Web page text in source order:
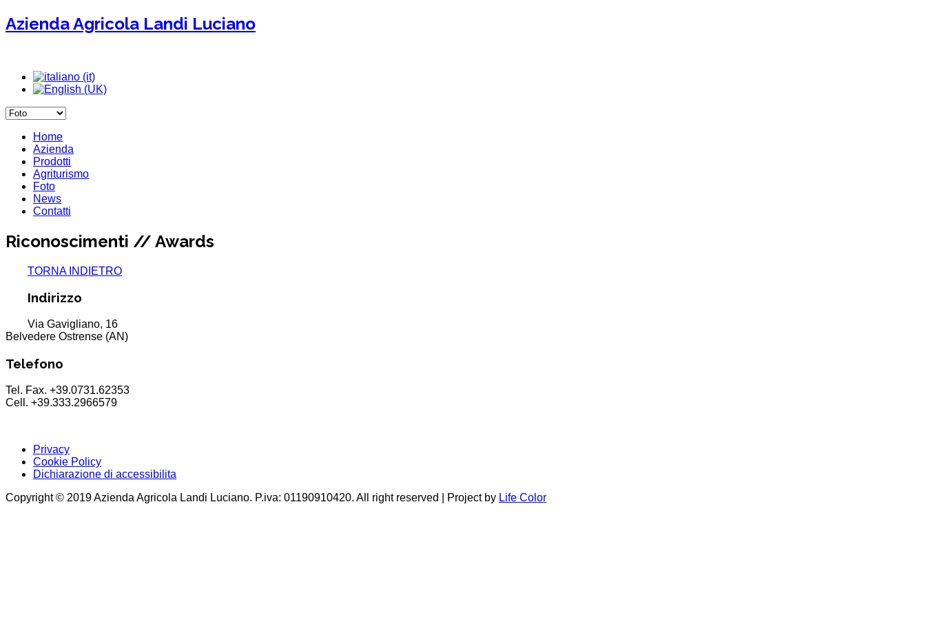
Azienda Agricola Landi Luciano
Home
Azienda
Prodotti
Agriturismo
Foto
News
Contatti
Riconoscimenti // Awards
TORNA INDIETRO
Indirizzo
Via Gavigliano, 16
Belvedere Ostrense (AN)
Telefono
Tel. Fax. +39.0731.62353
Cell. +39.333.2966579
Privacy
Cookie Policy
Dichiarazione di accessibilita
Copyright © 2019 Azienda Agricola Landi Luciano. P.iva: 01190910420. All right reserved | Project by Life Color